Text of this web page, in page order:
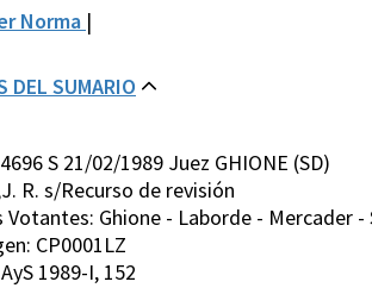
Norma |
DEL SUMARIO
S 21/02/1989 Juez GHIONE (SD)
R. s/Recurso de revisión
Ghione - Laborde - Mercader
CP0001LZ
1989-I, 152